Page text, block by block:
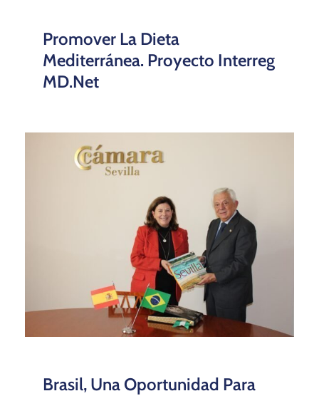
Promover La Dieta
Mediterránea. Proyecto Interreg
MD.net
Brasil, Una Oportunidad Para